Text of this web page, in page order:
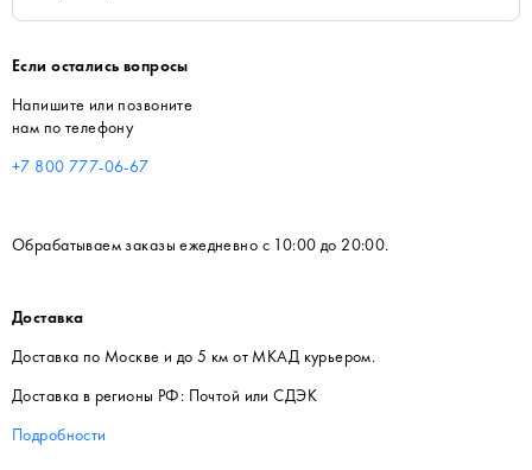
Если остались вопросы
Напишите или позвоните
нам по телефону
+7 800 777-06-67
Обрабатываем заказы ежедневно с 10:00 до 20:00.
Доставка
Доставка по Москве и до 5 км от МКАД курьером.
Доставка в регионы РФ: Почтой или СДЭК
Подробности